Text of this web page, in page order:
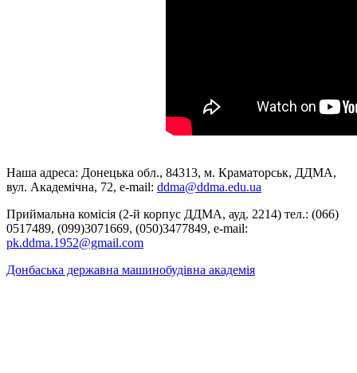
Наша адреса: Донецька обл., 84313, м. Краматорськ, ДДМА,
вул. Академічна, 72, е-mail: ddma@ddma.edu.ua
Приймальна комісія (2-й корпус ДДМА, ауд. 2214) тел.: (066)
0517489, (099)3071669, (050)3477849, e-mail:
pk.ddma.1952@gmail.com
Донбаська державна машинобудівна академія